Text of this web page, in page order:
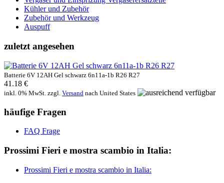
Kühler und Zubehör
Zubehör und Werkzeug
Auspuff
zuletzt angesehen
Batterie 6V 12AH Gel schwarz 6n11a-1b R26 R27
41.18 €
inkl. 0% MwSt. zzgl. Versand nach United States
häufige Fragen
FAQ Frage
Prossimi Fieri e mostra scambio in Italia:
Prossimi Fieri e mostra scambio in Italia: